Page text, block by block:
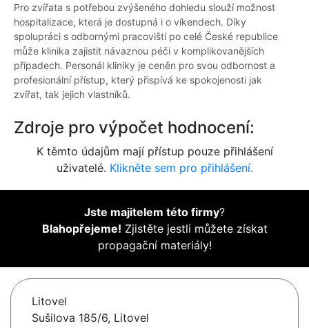
Pro zvířata s potřebou zvýšeného dohledu slouží možnost
hospitalizace, která je dostupná i o víkendech. Díky
spolupráci s odbornými pracovišti po celé České republice
může klinika zajistit návaznou péči v komplikovanějších
případech. Personál kliniky je ceněn pro svou odbornost a
profesionální přístup, který přispívá ke spokojenosti jak
zvířat, tak jejich vlastníků.
Zdroje pro výpočet hodnocení:
K těmto údajům mají přístup pouze přihlášení
uživatelé. Klikněte sem pro přihlášení.
Jste majitelem této firmy?
Blahopřejeme! Zjistěte jestli můžete získat
propagační materiály!
Litovel
Sušilova 185/6, Litovel